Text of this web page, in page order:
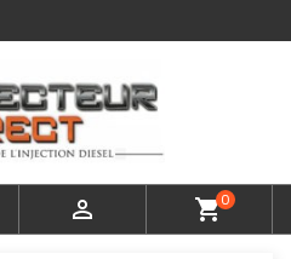
 shopping_cart0